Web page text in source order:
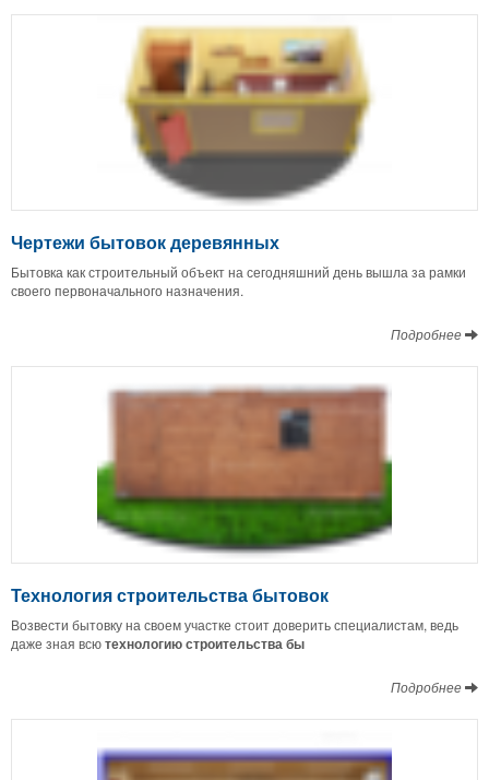
Чертежи бытовок деревянных
Бытовка как строительный объект на сегодняшний день вышла за рамки
своего первоначального назначения.
Подробнее
Технология строительства бытовок
Возвести бытовку на своем участке стоит доверить специалистам, ведь
даже зная всютехнологию строительства бы
Подробнее